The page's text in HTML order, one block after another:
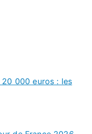
20 000 euros : les